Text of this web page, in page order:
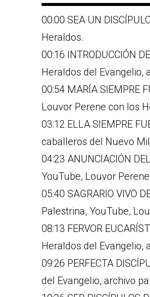
00:00 SEA UN
Heraldos.
00:16 INTRODUCCIÓN
Heraldos del Evangelio,
00:54 MARÍA SIEMPRE
Louvor Perene con los
03:12 ELLA SIEMPRE
caballeros del Nuevo
04:23 ANUNCIACIÓN
YouTube, Louvor
05:40 SAGRARIO VIVO
Palestrina, YouTube,
08:13 FERVOR
Heraldos del Evangelio,
09:26 PERFECTA
del Evangelio, archivo